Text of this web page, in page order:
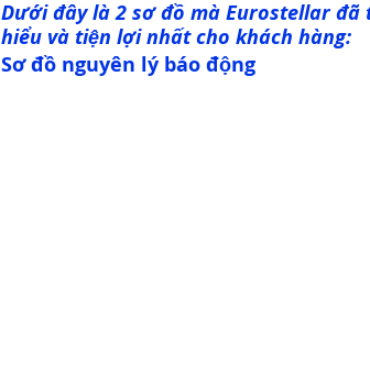
Dưới đây là 2 sơ đồ mà Eurostellar
hiểu và tiện lợi nhất cho khách hàng:
Sơ đồ nguyên lý báo động